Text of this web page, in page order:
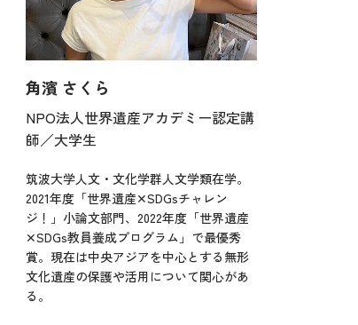
角濱 さくら
NPO法人世界遺産アカデミー認定講
師／大学生
筑波大学人文・文化学群人文学類在学。
2021年度「世界遺産✕SDGsチャレン
ジ！」小論文部門、2022年度「世界遺産
✕SDGs教員養成プログラム」で最優秀
賞。現在は中央アジアを中心とする無形
文化遺産の保護や活用について関心があ
る。